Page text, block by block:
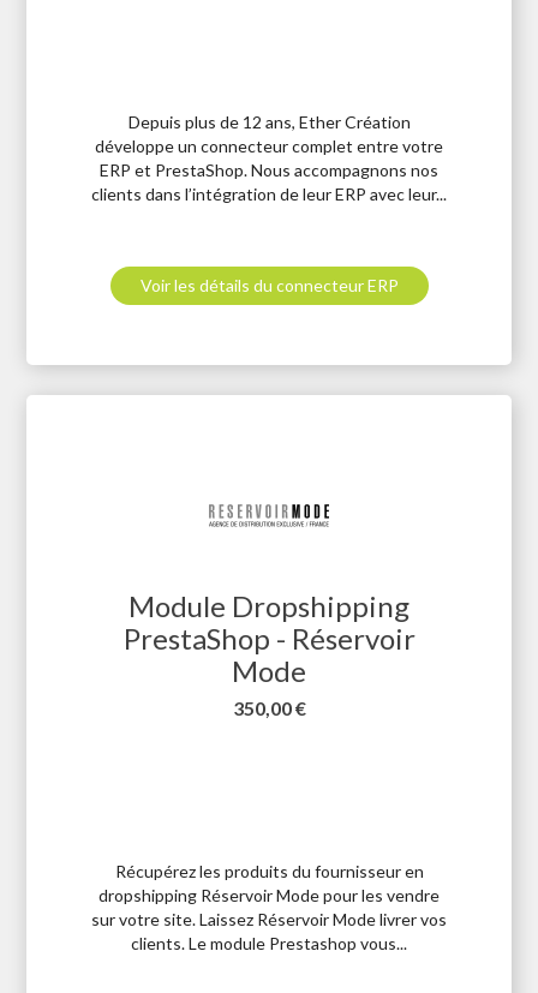
Depuis plus de 12 ans, Ether Création
développe un connecteur complet entre votre
ERP et PrestaShop. Nous accompagnons nos
clients dans l’intégration de leur ERP avec leur...
Voir les détails du connecteur ERP
Module Dropshipping
PrestaShop - Réservoir
Mode
Prix
350,00 €
Récupérez les produits du fournisseur en
dropshipping Réservoir Mode pour les vendre
sur votre site. Laissez Réservoir Mode livrer vos
clients. Le module Prestashop vous...